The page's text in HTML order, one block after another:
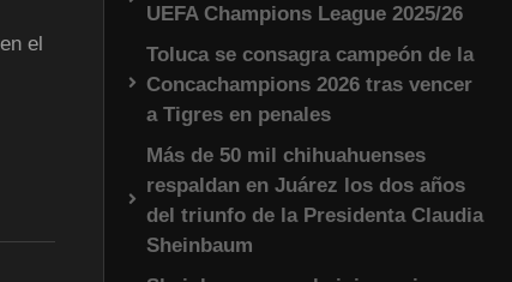
el
UEFA Champions League 2025/26
Toluca se consagra campeón de la
Concachampions 2026 tras vencer
a Tigres en penales
Más de 50 mil chihuahuenses
respaldan en Juárez los dos años
del triunfo de la Presidenta Claudia
Sheinbaum